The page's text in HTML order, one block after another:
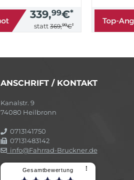
339,99€*
statt 369,99€*
ANSCHRIFT / KONTAKT
Kanalstr. 9
74080 Heilbronn
0713141750
07131483142
info@Fahrrad-Bruckner.de
Gesamtbewertung ⠇